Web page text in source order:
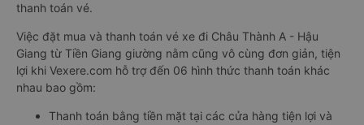
thanh toán vé.
Việc đặt mua và thanh toán vé xe đi Châu Thành A - Hậu
Giang từ Tiền Giang giường nằm cũng vô cùng đơn giản, tiện
lợi khi Vexere.com hỗ trợ đến 06 hình thức thanh toán khác
nhau bao gồm:
Thanh toán bằng tiền mặt tại các cửa hàng tiện lợi và